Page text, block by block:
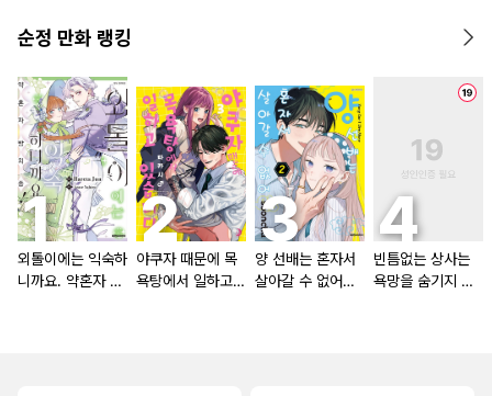
or
순정 만화 랭킹
외톨이에는 익숙하
니까요. 약혼자 방
야쿠자 때문에 목
욕탕에서 일하고
양 선배는 혼자서
살아갈 수 없어
빈틈없는 상사는
욕망을 숨기지 않